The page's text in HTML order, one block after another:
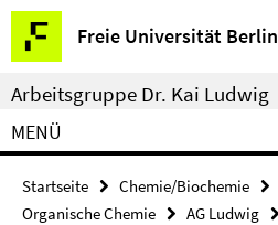
Springe
direkt
zu
Inhalt
Freie Universität Berlin
Service-
Navigation
Arbeitsgruppe Dr. Kai Ludwig
MENÜ
Startseite Chemie/Biochemie
Organische Chemie
AG Ludwig